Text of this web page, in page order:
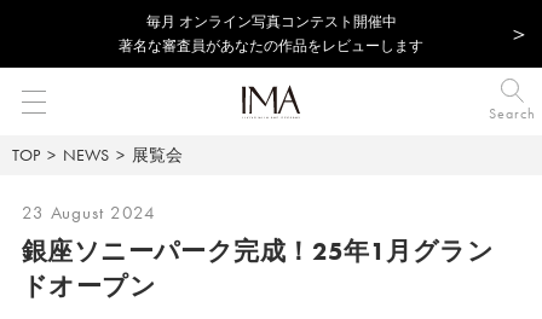
毎⽉ オンライン写真コンテスト開催中
著名な審査員があなたの作品をレビューします
Search
TOP NEWS 展覧会
23 August 2024
銀座ソニーパーク完成！25年1月グラン
ドオープン